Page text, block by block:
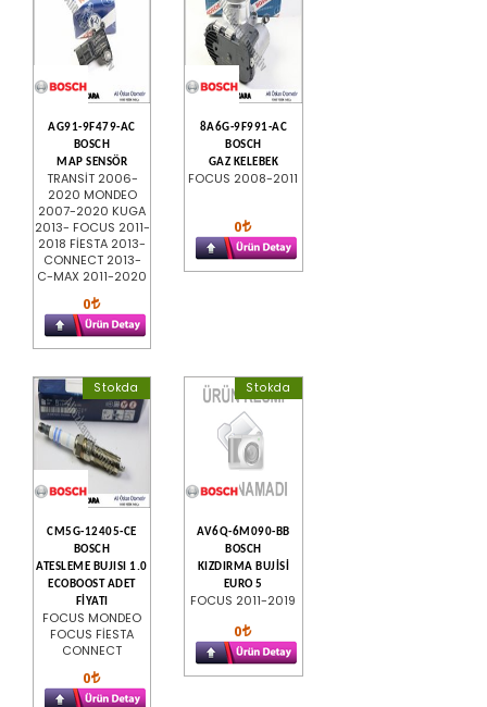
AG91-9F479-AC
BOSCH
MAP SENSÖR
TRANSİT 2006-
2020 MONDEO
2007-2020 KUGA
2013- FOCUS 2011-
2018 FİESTA 2013-
CONNECT 2013-
C-MAX 2011-2020
0
8A6G-9F991-AC
BOSCH
GAZ KELEBEK
FOCUS 2008-2011
0
Stokda
CM5G-12405-CE
BOSCH
ATESLEME BUJISI 1.0
ECOBOOST ADET
FİYATI
FOCUS MONDEO
FOCUS FİESTA
CONNECT
0
Stokda
AV6Q-6M090-BB
BOSCH
KIZDIRMA BUJİSİ
EURO 5
FOCUS 2011-2019
0